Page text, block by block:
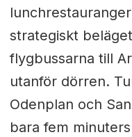
strategiskt
flygbussarna till
utanför dörren.
Odenplan och
bara fem